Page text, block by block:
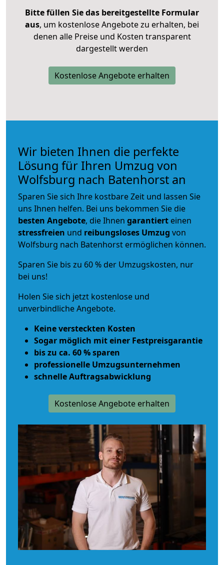
Bitte füllen Sie das bereitgestellte Formular
aus, um kostenlose Angebote zu erhalten, bei
denen alle Preise und Kosten transparent
dargestellt werden
Kostenlose Angebote erhalten
Wir bieten Ihnen die perfekte
Lösung für Ihren Umzug von
Wolfsburg nach Batenhorst an
Sparen Sie sich Ihre kostbare Zeit und lassen Sie
uns Ihnen helfen. Bei uns bekommen Sie die
besten Angebote, die Ihnen garantiert einen
stressfreien und reibungsloses Umzug von
Wolfsburg nach Batenhorst ermöglichen können.
Sparen Sie bis zu 60 % der Umzugskosten, nur
bei uns!
Holen Sie sich jetzt kostenlose und
unverbindliche Angebote.
Keine versteckten Kosten
Sogar möglich mit einer Festpreisgarantie
bis zu ca. 60 % sparen
professionelle Umzugsunternehmen
schnelle Auftragsabwicklung
Kostenlose Angebote erhalten